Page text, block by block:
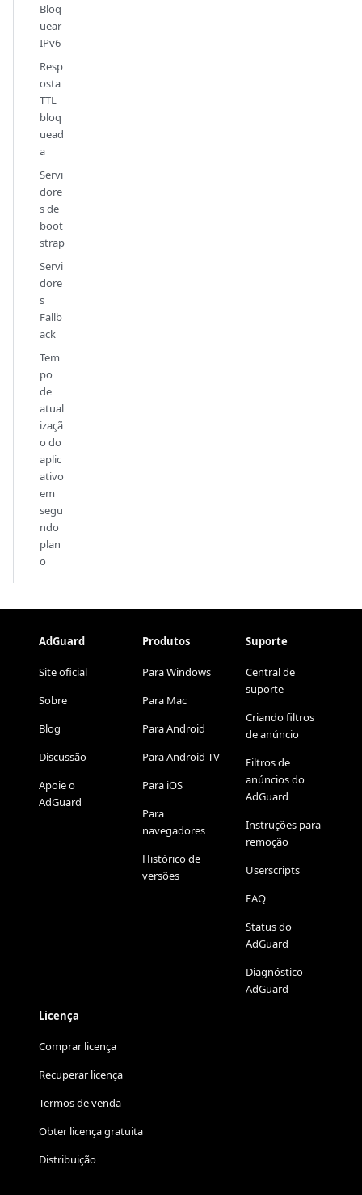
Bloq
uear
IPv6
Resp
osta
TTL
bloq
uead
a
Servi
dore
s de
boot
strap
Servi
dore
s
Fallb
ack
Tem
po
de
atual
izaçã
o do
aplic
ativo
em
segu
ndo
plan
o
AdGuard
Site oficial
Sobre
Blog
Discussão
Apoie o
AdGuard
Produtos
Para Windows
Para Mac
Para Android
Para Android TV
Para iOS
Para
navegadores
Histórico de
versões
Suporte
Central de
suporte
Criando filtros
de anúncio
Filtros de
anúncios do
AdGuard
Instruções para
remoção
Userscripts
FAQ
Status do
AdGuard
Diagnóstico
AdGuard
Licença
Comprar licença
Recuperar licença
Termos de venda
Obter licença gratuita
Distribuição